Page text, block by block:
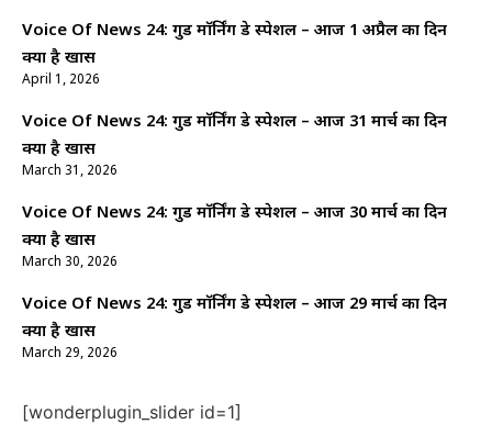
Voice Of News 24: गुड माॅर्निंग डे स्पेशल – आज 1 अप्रैल का दिन
क्यों है खास
April 1, 2026
Voice Of News 24: गुड माॅर्निंग डे स्पेशल – आज 31 मार्च का दिन
क्यों है खास
March 31, 2026
Voice Of News 24: गुड माॅर्निंग डे स्पेशल – आज 30 मार्च का दिन
क्यों है खास
March 30, 2026
Voice Of News 24: गुड माॅर्निंग डे स्पेशल – आज 29 मार्च का दिन
क्यों है खास
March 29, 2026
[wonderplugin_slider id=1]